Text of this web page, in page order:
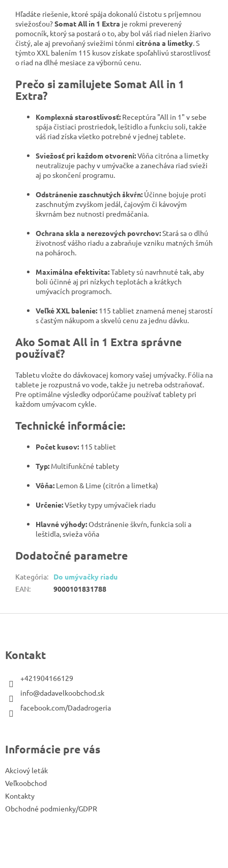
Hľadáte riešenie, ktoré spája dokonalú čistotu s príjemnou
sviežosťou?Somat All in 1 Extra je rokmi preverený
pomocník, ktorý sa postará o to, aby bol váš riad nielen žiarivo
čistý, ale aj prevoňaný sviežimi tónmi citróna a limetky. S
týmto XXL balením 115 kusov získate spoľahlivú starostlivosť
o riad na dlhé mesiace za výbornú cenu.
Prečo si zamilujete Somat All in 1
Extra?
Komplexná starostlivosť: Receptúra "All in 1" v sebe
spája čistiaci prostriedok, leštidlo a funkciu soli, takže
váš riad získa všetko potrebné v jednej tablete.
Sviežosť pri každom otvorení:Vôňa citróna a limetky
neutralizuje pachy v umývačke a zanecháva riad svieži
aj po skončení programu.
Odstránenie zaschnutých škvŕn: Účinne bojuje proti
zaschnutým zvyškom jedál, čajovým či kávovým
škvrnám bez nutnosti predmáčania.
Ochrana skla a nerezových povrchov:Stará sa o dlhú
životnosť vášho riadu a zabraňuje vzniku matných šmúh
na pohároch.
Maximálna efektivita:Tablety sú navrhnuté tak, aby
boli účinné aj pri nízkych teplotách a krátkych
umývacích programoch.
Veľké XXL balenie: 115 tabliet znamená menej starostí
s častým nákupom a skvelú cenu za jednu dávku.
Ako Somat All in 1 Extra správne
používať?
Tabletu vložte do dávkovacej komory vašej umývačky. Fólia na
tablete je rozpustná vo vode, takže ju netreba odstraňovať.
Pre optimálne výsledky odporúčame používať tablety pri
každom umývacom cykle.
Technické informácie:
Počet kusov: 115 tabliet
Typ: Multifunkčné tablety
Vôňa: Lemon & Lime (citrón a limetka)
Určenie:Všetky typy umývačiek riadu
Hlavné výhody:Odstránenie škvŕn, funkcia soli a
leštidla, svieža vôňa
Dodatočné parametre
Kategória:
Do umývačky riadu
EAN: 9000101831788
Z
p
äKontakt
+421904166129
info@dadavelkoobchod.sk
facebook.com/Dadadrogeria
Informácie pre vás
Akciový leták
Veľkoobchod
Kontakty
Obchodné podmienky/GDPR